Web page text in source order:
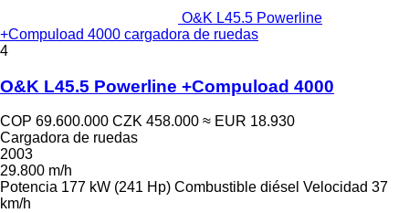
O&K L45.5 Powerline
+Compuload 4000 cargadora de ruedas
4
O&K L45.5 Powerline +Compuload 4000
COP 69.600.000 CZK 458.000 ≈ EUR 18.930
Cargadora de ruedas
2003
29.800 m/h
Potencia 177 kW (241 Hp) Combustible diésel Velocidad 37
km/h